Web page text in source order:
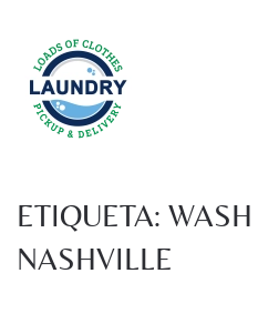
Ir al contenido principal
ETIQUETA:
NASHVILLE